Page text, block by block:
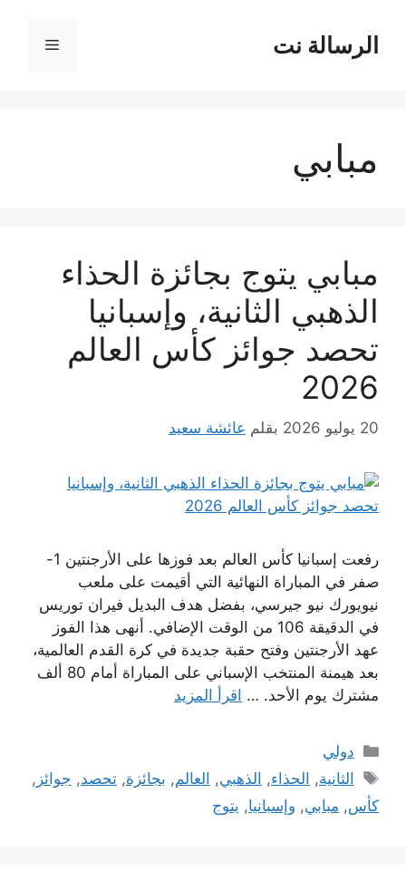
المحتوىالرسالة نت القائمة
مبابي
مبابي يتوج بجائزة الحذاء
الذهبي الثانية، وإسبانيا
تحصد جوائز كأس العالم
2026
20 يوليو 2026 بقلم عائشة سعيد
رفعت إسبانيا كأس العالم بعد فوزها على الأرجنتين 1-
صفر في المباراة النهائية التي أقيمت على ملعب
نيويورك نيو جيرسي، بفضل هدف البديل فيران توريس
في الدقيقة 106 من الوقت الإضافي. أنهى هذا الفوز
عهد الأرجنتين وفتح حقبة جديدة في كرة القدم العالمية،
بعد هيمنة المنتخب الإسباني على المباراة أمام 80 ألف
مشترك يوم الأحد. … اقرأ المزيد
التصنيفات
دولي
الوسوم
الثانية, الحذاء, الذهبي, العالم, بجائزة,تحصد, جوائز ,
كأس, مبابي, وإسبانيا, يتوج